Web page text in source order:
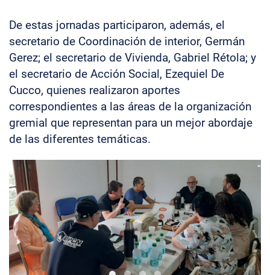
De estas jornadas participaron, además, el
secretario de Coordinación de interior, Germán
Gerez; el secretario de Vivienda, Gabriel Rétola; y
el secretario de Acción Social, Ezequiel De
Cucco, quienes realizaron aportes
correspondientes a las áreas de la organización
gremial que representan para un mejor abordaje
de las diferentes temáticas.